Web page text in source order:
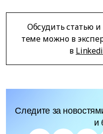
Обсудить статью
теме можно в
в
Следите за
и